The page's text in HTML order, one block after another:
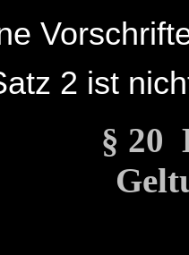
2 ist
§ 20